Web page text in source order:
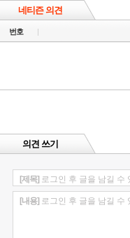
네티즌 의견
번호
의견 쓰기
[제목] 로그인 후 글을 남길 수
[내용] 로그인 후 글을 남길 수